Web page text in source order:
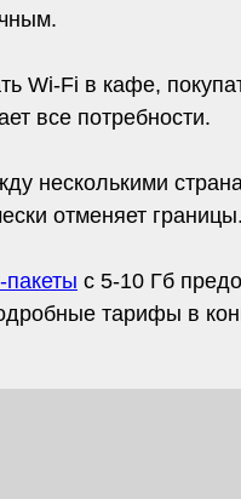
Wi-Fi в кафе,
все потребности.
несколькими
отменяет границы.
пакеты с 5-10 Гб
тарифы в